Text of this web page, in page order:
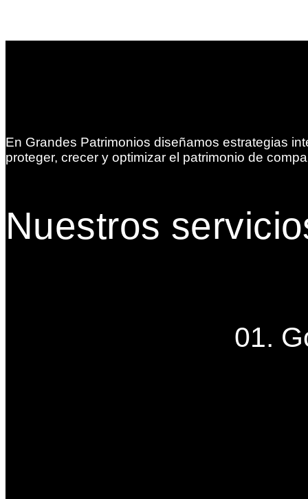
En Grandes Patrimonios diseñamos estrategias
proteger, crecer y optimizar el patrimonio de
Nuestros
01.